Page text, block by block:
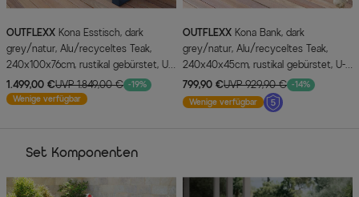
OUTFLEXX
grey/natur, Alu/recyceltes Teak,
240x100x76cm, rustikal gebürstet, U-
Gestell, FSC®-zertifiziertes Produkt
1.499,00 €UVP 1.849,00 € -19%
Wenige verfügbar
OUTFLEXX
grey/natur, Alu/recyceltes Teak,
240x40x45cm, rustikal gebürstet, U-
Gestell, FSC®-zertifiziertes Produkt
799,90 €UVP 929,90 € -14%
Wenige verfügbar
Set Komponenten